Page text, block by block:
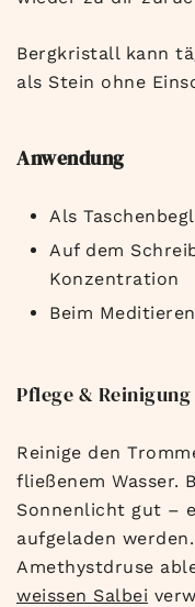
Bergkristall kann
als Stein ohne
Anwendung
Als
Auf dem
Konzentration
Beim
Pflege & Reinigung
Reinige den
fließenem Wasser.
Sonnenlicht gut –
aufgeladen
Amethystdruse
weissen Salbei